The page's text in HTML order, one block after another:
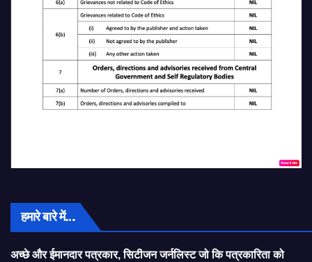
हमारे बारे में…
अच्छे और ईमानदार पत्रकार, सिटीजन जर्नलिस्ट जो कि पत्रकारिता को